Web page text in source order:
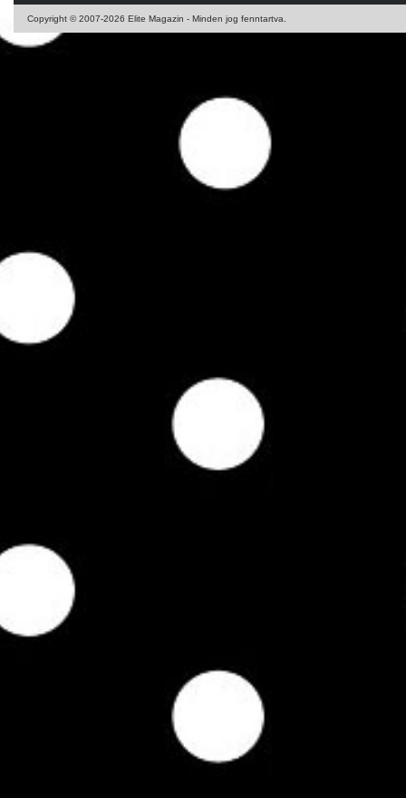
Copyright © 2007-2026 Elite Magazin - Minden jog fenntartva.